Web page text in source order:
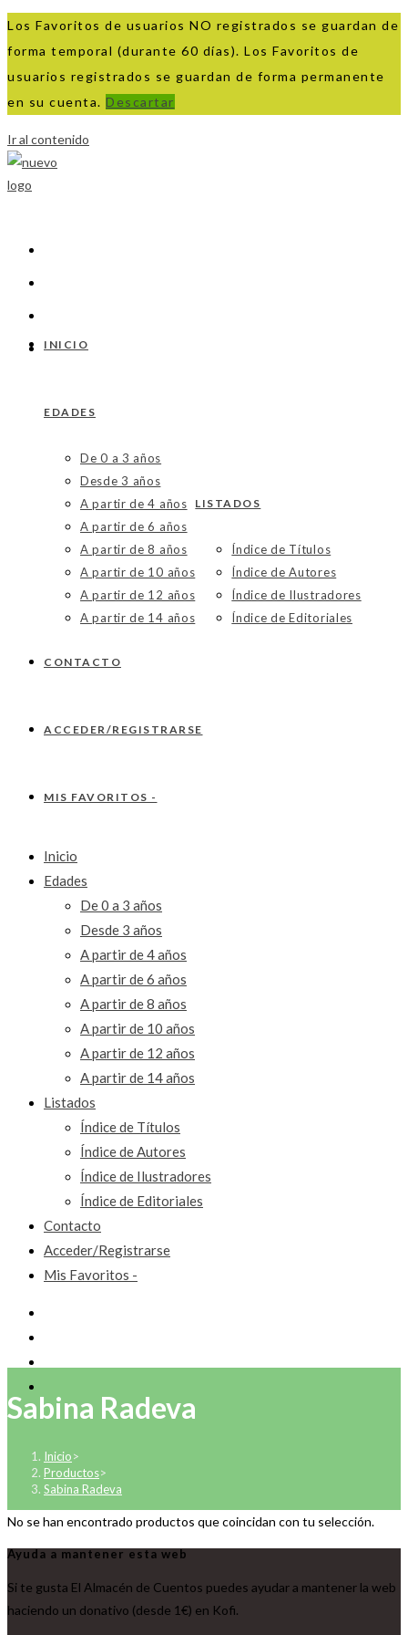
Los Favoritos de usuarios NO registrados se guardan de
forma temporal (durante 60 días). Los Favoritos de
usuarios registrados se guardan de forma permanente
en su cuenta. Descartar
Ir al contenido
INICIO
EDADES
De 0 a 3 años
Desde 3 años
A partir de 4 años
A partir de 6 años
A partir de 8 años
A partir de 10 años
A partir de 12 años
A partir de 14 años
LISTADOS
Índice de Títulos
Índice de Autores
Índice de Ilustradores
Índice de Editoriales
CONTACTO
ACCEDER/REGISTRARSE
MIS FAVORITOS -
Inicio
Edades
De 0 a 3 años
Desde 3 años
A partir de 4 años
A partir de 6 años
A partir de 8 años
A partir de 10 años
A partir de 12 años
A partir de 14 años
Listados
Índice de Títulos
Índice de Autores
Índice de Ilustradores
Índice de Editoriales
Contacto
Acceder/Registrarse
Mis Favoritos -
Sabina Radeva
Inicio>
Productos>
Sabina Radeva
No se han encontrado productos que coincidan con tu selección.
Ayuda a mantener esta web
Si te gusta El Almacén de Cuentos puedes ayudar a mantener la web
haciendo un donativo (desde 1€) en Kofi.